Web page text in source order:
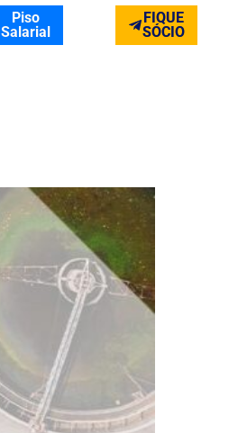
Piso
Salarial
FIQUE
SÓCIO